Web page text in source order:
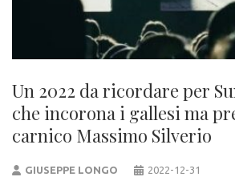
Un 2022 da ricordare per
che incorona i gallesi ma
carnico Massimo Silverio
GIUSEPPE LONGO 2022-12-31